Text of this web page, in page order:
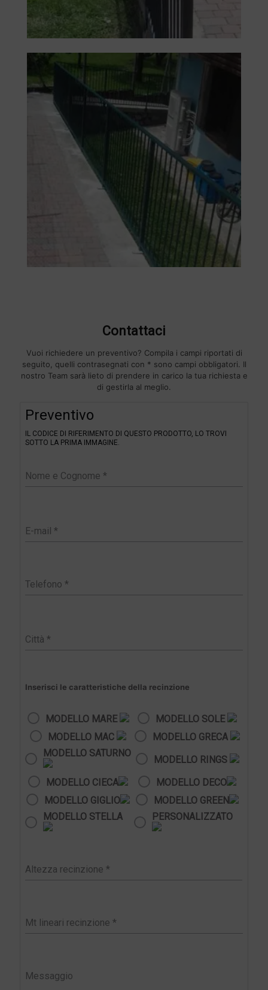
Contattaci
Vuoi richiedere un preventivo? Compila i campi riportati di
seguito, quelli contrasegnati con * sono campi obbligatori. Il
nostro Team sarà lieto di prendere in carico la tua richiesta e
di gestirla al meglio.
Preventivo
IL CODICE DI RIFERIMENTO DI QUESTO PRODOTTO, LO TROVI
SOTTO LA PRIMA IMMAGINE.
Inserisci le caratteristiche della recinzione
MODELLO MARE
MODELLO SOLE
MODELLO MAC
MODELLO GRECA
MODELLO SATURNO
MODELLO RINGS
MODELLO CIECA
MODELLO DECO
MODELLO GIGLIO
MODELLO GREEN
MODELLO STELLA
PERSONALIZZATO